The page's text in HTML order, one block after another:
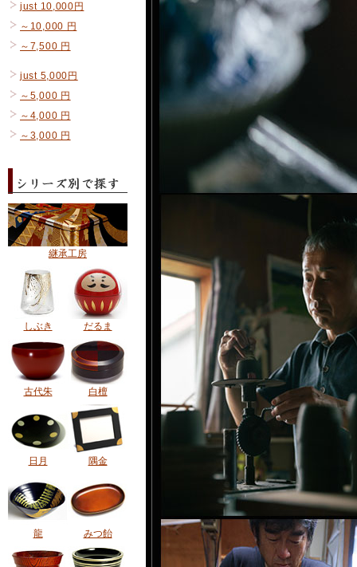
just 10,000円
～10,000 円
～7,500 円
just 5,000円
～5,000 円
～4,000 円
～3,000 円
継承工房
しぶき だるま
古代朱 白檀
日月 隅金
龍 みつ飴